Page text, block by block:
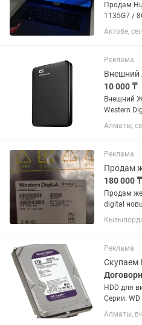
Продам
1135G7 /
задач....
Актобе,
Реклама
10 000 ₸
Внешний
Western
3.0/3.1, 6
Алматы,
Реклама
180 000 ₸
Продам
digital
Реклама
HDD для
Серии: WD
аналоги •
8TB • Новые и б/у
Алматы,